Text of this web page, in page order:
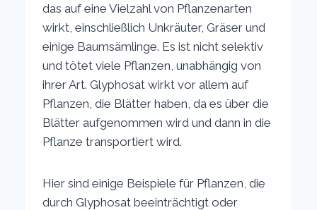
das auf eine Vielzahl von Pflanzenarten
wirkt, einschließlich Unkräuter, Gräser und
einige Baumsämlinge. Es ist nicht selektiv
und tötet viele Pflanzen, unabhängig von
ihrer Art. Glyphosat wirkt vor allem auf
Pflanzen, die Blätter haben, da es über die
Blätter aufgenommen wird und dann in die
Pflanze transportiert wird.
Hier sind einige Beispiele für Pflanzen, die
durch Glyphosat beeinträchtigt oder